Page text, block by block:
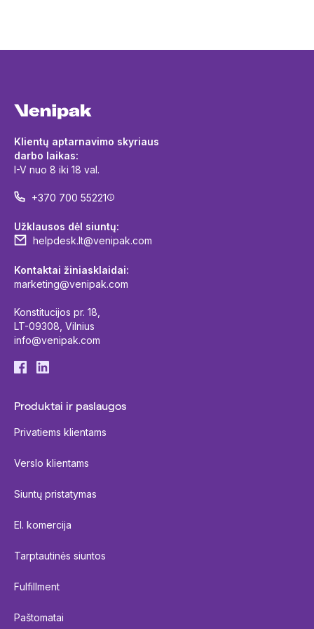
Klientų aptarnavimo skyriaus
darbo laikas:
I-V nuo 8 iki 18 val.
+370 700 55221
Užklausos dėl siuntų:
helpdesk.lt@venipak.com
Kontaktai žiniasklaidai:
marketing@venipak.com
Konstitucijos pr. 18,
LT-09308, Vilnius
info@venipak.com
Produktai ir paslaugos
Privatiems klientams
Verslo klientams
Siuntų pristatymas
El. komercija
Tarptautinės siuntos
Fulfillment
Paštomatai